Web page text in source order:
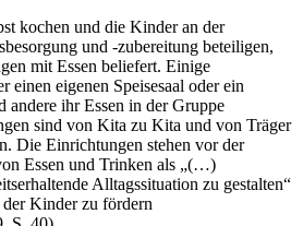
kochen und die Kinder an der
und -zubereitung beteiligen,
mit Essen beliefert. Einige
einen eigenen Speisesaal oder ein
andere ihr Essen in der Gruppe
sind von Kita zu Kita und von Träger
Die Einrichtungen stehen vor der
Essen und Trinken als „(…)
Alltagssituation zu gestalten“
Kinder zu fördern